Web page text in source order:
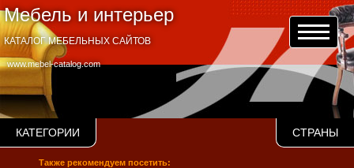
Мебель и интерьер
www.mebel-catalog.com
КАТАЛОГ МЕБЕЛЬНЫХ САЙТОВ
КАТЕГОРИИ СТРАНЫ
Также рекомендуем посетить: